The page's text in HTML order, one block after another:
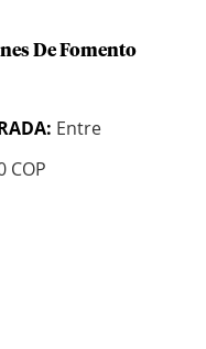
De Fomento
Entre
COP